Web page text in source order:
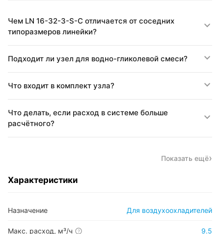
Чем LN 16-32-3-S-C отличается от соседних
типоразмеров линейки?
Подходит ли узел для водно-гликолевой смеси?
Что входит в комплект узла?
Что делать, если расход в системе больше
расчётного?
Показать ещё
Характеристики
Назначение Для воздухоохладителей
Макс. расход, м³/ч ? 9.5